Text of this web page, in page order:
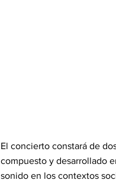
El concierto constará de
compuesto y desarrollado
sonido en los contextos